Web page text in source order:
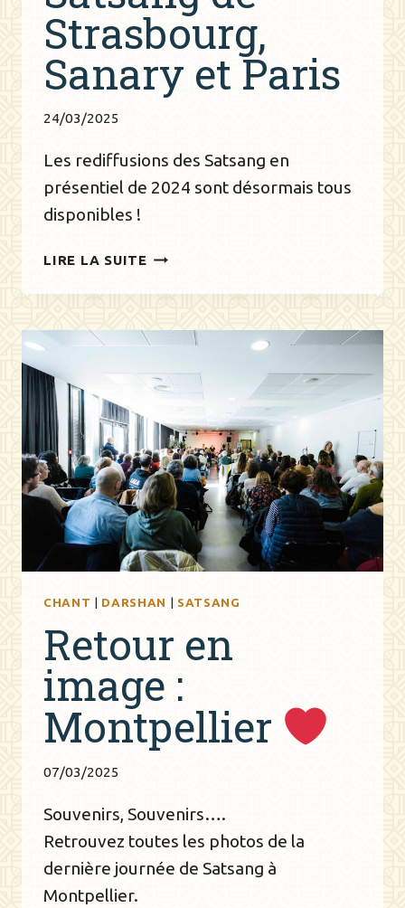
Strasbourg,
Sanary et Paris
24/03/2025
Les rediffusions des Satsang en
présentiel de 2024 sont désormais tous
disponibles !
LIRE LA SUITE REDIFFUSIONS
DE
SANARY
PARIS
CHANT | DARSHAN | SATSANG
Retour en
image :
Montpellier
07/03/2025
Souvenirs, Souvenirs….
Retrouvez toutes les photos de la
dernière journée de Satsang à
Montpellier.